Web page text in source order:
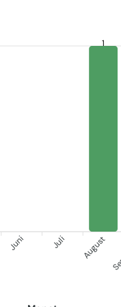
1
Juni Juli August